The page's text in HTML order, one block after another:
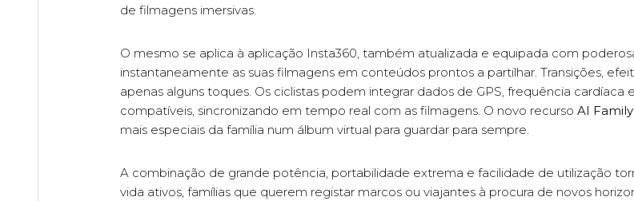
de filmagens imersivas.
O mesmo se aplica à aplicação Insta360, também atualizada e equipada com
instantaneamente as suas filmagens em conteúdos prontos a partilhar. Transições,
apenas alguns toques. Os ciclistas podem integrar dados de GPS, frequência
compatíveis, sincronizando em tempo real com as filmagens. O novo recurso AI
mais especiais da família num álbum virtual para guardar para sempre.
A combinação de grande potência, portabilidade extrema e facilidade de utilização
vida ativos, famílias que querem registar marcos ou viajantes à procura de novos